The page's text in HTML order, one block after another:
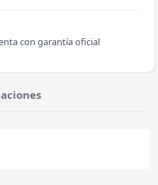
con garantía oficial